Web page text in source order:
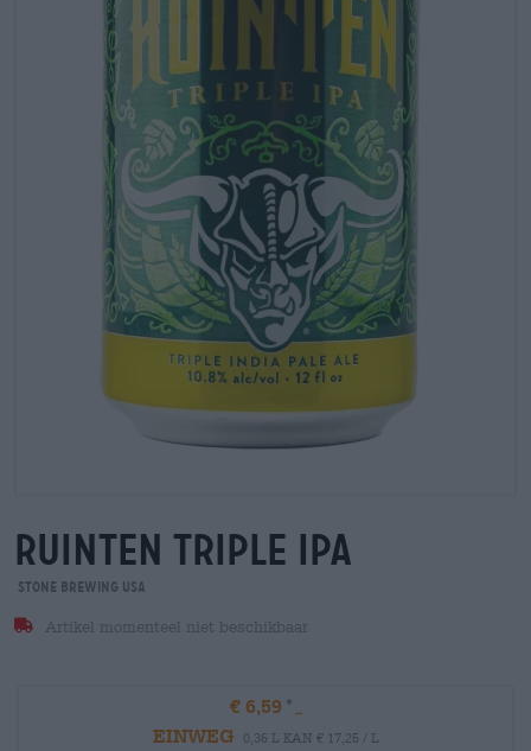
ruinten triple ipa
Stone Brewing USA
Artikel momenteel niet beschikbaar
€ 6,59
EINWEG
0,36 L KAN € 17,25 / L